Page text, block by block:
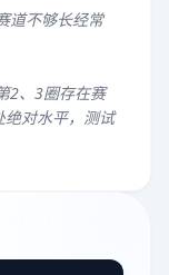
道不够长经常
2、3圈存在赛
绝对水平，测试